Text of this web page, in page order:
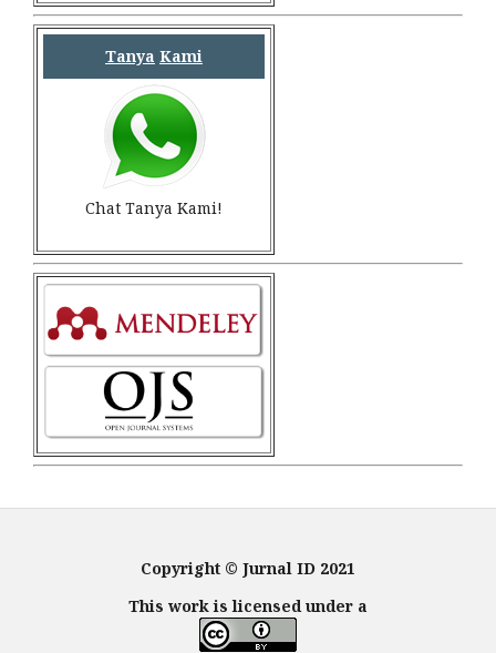
Tanya Kami
Chat Tanya Kami!
Copyright © Jurnal ID 2021
This work is licensed under a